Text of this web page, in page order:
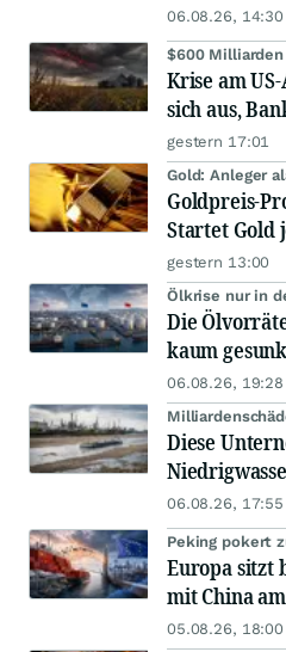
06.08.26, 14:30
$600
Krise am
sich aus,
gestern 17:01
Gold: Anleger
Goldpreis-
Startet Gold
gestern 13:00
Ölkrise nur in
Die
kaum
06.08.26, 19:28
Diese
06.08.26, 17:55
Peking pokert
Europa sitzt
mit China
05.08.26, 18:00